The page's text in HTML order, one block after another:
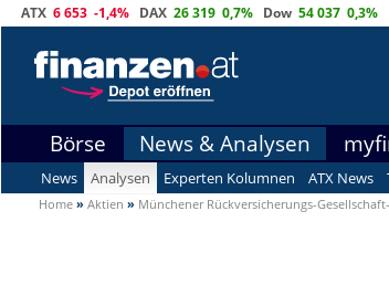
ATX 6 653 -1,4% DAX 26 319 0,7% Dow 54 037 0,3%
Börse News & Analysen
News Analysen Experten Kolumnen ATX News
Home » Aktien » Münchener Rückversicherungs-